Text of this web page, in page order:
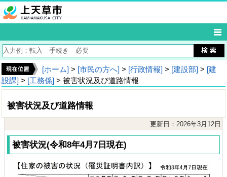
[ホーム] > [市民の方へ] > [行政情報] > [建設部] > [建
設課] > [工務係] > 被害状況及び道路情報
被害状況及び道路情報
更新日：2026年3月12日
被害状況(令和8年4月7日現在)